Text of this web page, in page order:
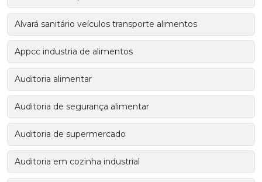
Alvará sanitário veículos transporte alimentos
Appcc industria de alimentos
Auditoria alimentar
Auditoria de segurança alimentar
Auditoria de supermercado
Auditoria em cozinha industrial